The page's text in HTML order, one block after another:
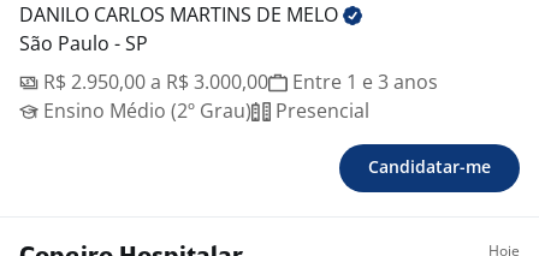
DANILO CARLOS MARTINS DE MELO
São Paulo - SP
R$ 2.950,00 a R$ 3.000,00
Entre 1 e 3 anos
Ensino Médio (2º Grau)
Presencial
Candidatar-me
Hoje